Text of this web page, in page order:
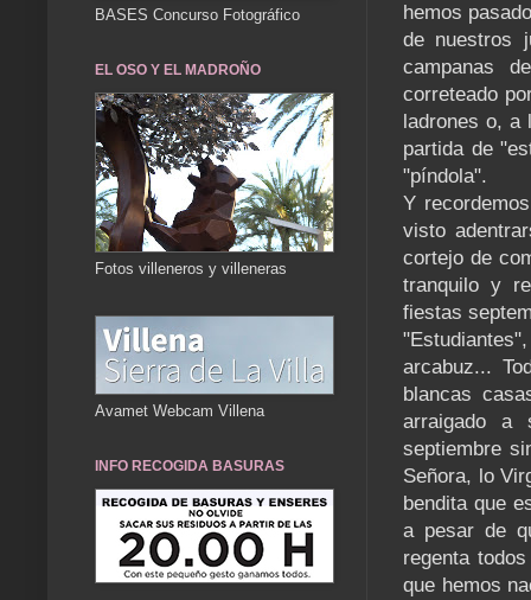
hemos
de nuestros
campanas
correteado
ladrones o,
partida de
"píndola".
Y
visto
cortejo de
tranquilo y
fiestas
arcabuz...
blancas
arraigado a
septiembre
Señora, lo
bendita que
a pesar de
regenta
que hemos
BASES Concurso Fotográfico
EL OSO Y EL MADROÑO
Fotos villeneros y villeneras
Avamet Webcam Villena
INFO RECOGIDA BASURAS